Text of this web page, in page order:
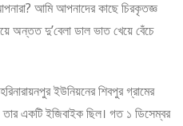
আমি আপনাদের কাছে চিরকৃতজ্ঞ
অন্তত দু’বেলা ডাল ভাত খেয়ে বেঁচে
ইউনিয়নের শিবপুর গ্রামের
একটি ইজিবাইক ছিল। গত ১ ডিসেম্বর